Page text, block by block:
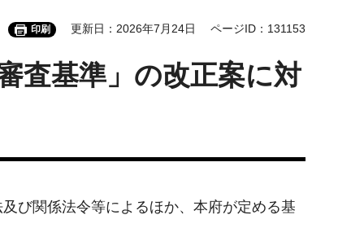
印刷 更新日：2026年7月24日 ページID：131153
査基準」の改正案に対
び関係法令等によるほか、本府が定める基